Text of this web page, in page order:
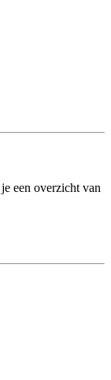
een overzicht van